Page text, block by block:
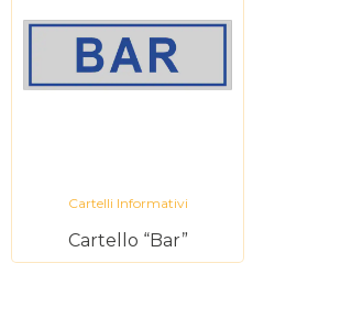
Cartelli Informativi
Cartello “Bar”